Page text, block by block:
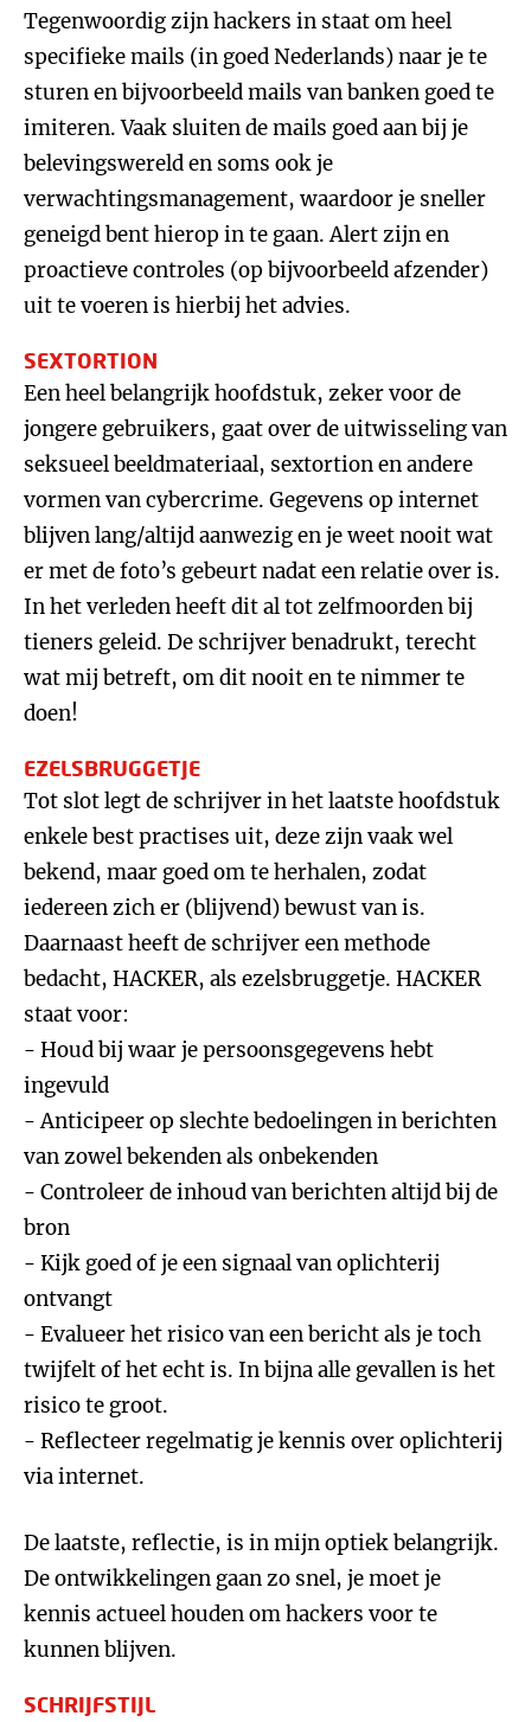
Tegenwoordig zijn hackers in staat om heel
specifieke mails (in goed Nederlands) naar je te
sturen en bijvoorbeeld mails van banken goed te
imiteren. Vaak sluiten de mails goed aan bij je
belevingswereld en soms ook je
verwachtingsmanagement, waardoor je sneller
geneigd bent hierop in te gaan. Alert zijn en
proactieve controles (op bijvoorbeeld afzender)
uit te voeren is hierbij het advies.
SEXTORTION
Een heel belangrijk hoofdstuk, zeker voor de
jongere gebruikers, gaat over de uitwisseling van
seksueel beeldmateriaal, sextortion en andere
vormen van cybercrime. Gegevens op internet
blijven lang/altijd aanwezig en je weet nooit wat
er met de foto’s gebeurt nadat een relatie over is.
In het verleden heeft dit al tot zelfmoorden bij
tieners geleid. De schrijver benadrukt, terecht
wat mij betreft, om dit nooit en te nimmer te
doen!
EZELSBRUGGETJE
Tot slot legt de schrijver in het laatste hoofdstuk
enkele best practises uit, deze zijn vaak wel
bekend, maar goed om te herhalen, zodat
iedereen zich er (blijvend) bewust van is.
Daarnaast heeft de schrijver een methode
bedacht, HACKER, als ezelsbruggetje. HACKER
staat voor:
- Houd bij waar je persoonsgegevens hebt
ingevuld
- Anticipeer op slechte bedoelingen in berichten
van zowel bekenden als onbekenden
- Controleer de inhoud van berichten altijd bij de
bron
- Kijk goed of je een signaal van oplichterij
ontvangt
- Evalueer het risico van een bericht als je toch
twijfelt of het echt is. In bijna alle gevallen is het
risico te groot.
- Reflecteer regelmatig je kennis over oplichterij
via internet.
De laatste, reflectie, is in mijn optiek belangrijk.
De ontwikkelingen gaan zo snel, je moet je
kennis actueel houden om hackers voor te
kunnen blijven.
SCHRIJFSTIJL